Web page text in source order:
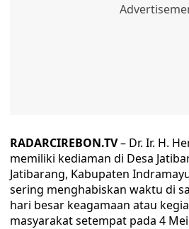
RADARCIREBON.TV– Dr. Ir. H.
memiliki kediaman di Desa
Jatibarang, Kabupaten
sering menghabiskan waktu di
hari besar keagamaan atau
masyarakat setempat pada 4